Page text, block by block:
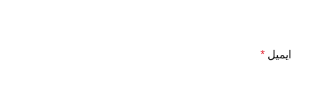
ایمیل *